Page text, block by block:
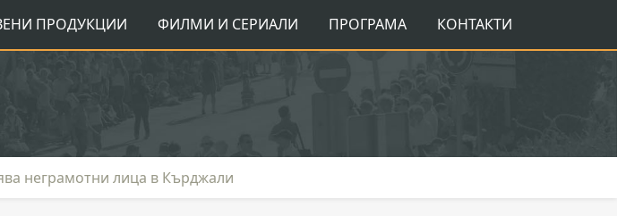
ПРОДУКЦИИ ФИЛМИ И СЕРИАЛИ ПРОГРАМА КОНТАКТИ
неграмотни лица в Кърджали